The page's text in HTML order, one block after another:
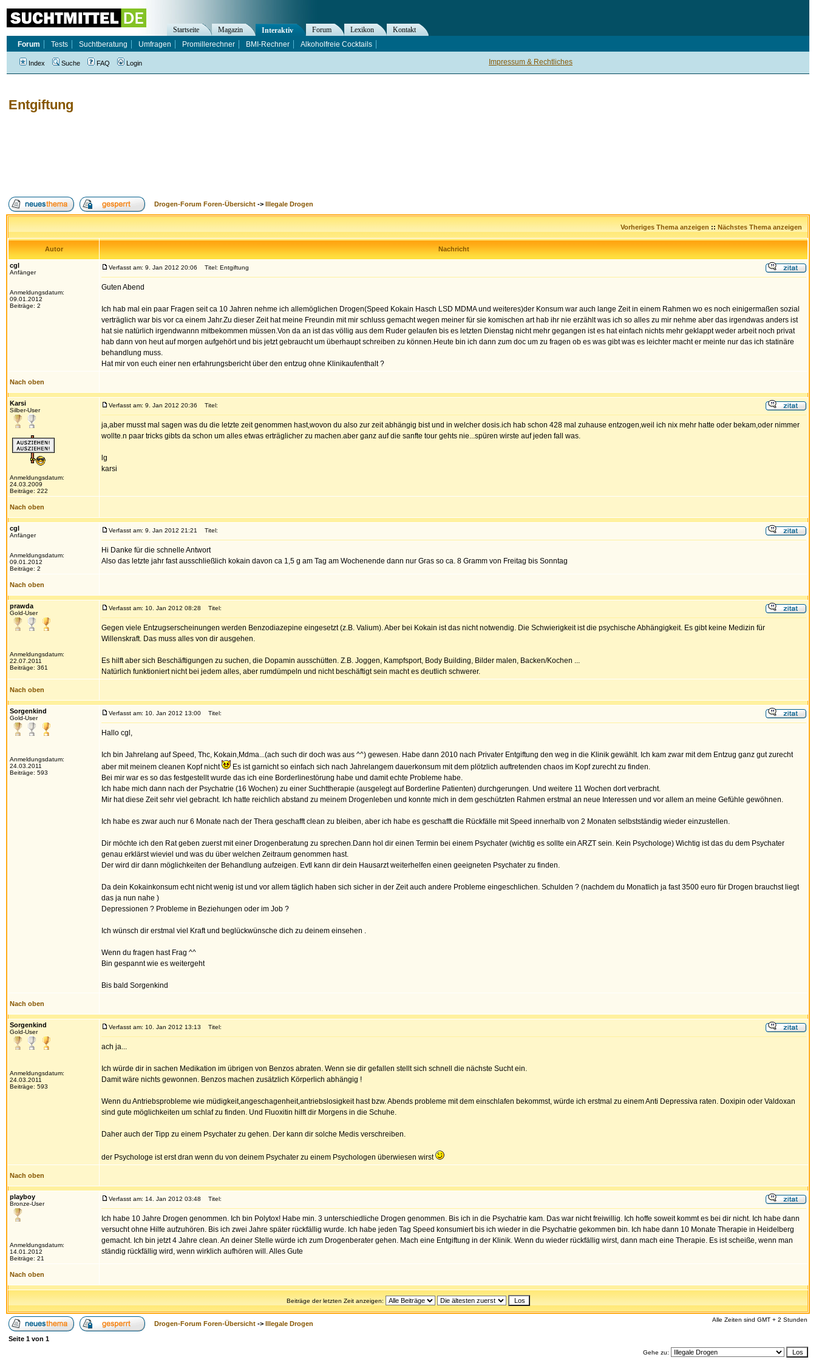
Entgiftung
Drogen-Forum Foren-Übersicht -> Illegale Drogen
Vorheriges Thema anzeigen :: Nächstes Thema anzeigen
Autor Nachricht
cgl
Anfänger
Anmeldungsdatum:
09.01.2012
Beiträge: 2
Verfasst am: 9. Jan 2012 20:06 Titel: Entgiftung
Guten Abend
Ich hab mal ein paar Fragen seit ca 10 Jahren nehme ich allemöglichen Drogen(Speed Kokain Hasch LSD MDMA und weiteres)der Konsum war auch lange Zeit in einem Rahmen wo es noch einigermaßen sozial
verträglich war bis vor ca einem Jahr.Zu dieser Zeit hat meine Freundin mit mir schluss gemacht wegen meiner für sie komischen art hab ihr nie erzählt was ich so alles zu mir nehme aber das irgendwas anders ist
hat sie natürlich irgendwannn mitbekommen müssen.Von da an ist das völlig aus dem Ruder gelaufen bis es letzten Dienstag nicht mehr gegangen ist es hat einfach nichts mehr geklappt weder arbeit noch privat
hab dann von heut auf morgen aufgehört und bis jetzt gebraucht um überhaupt schreiben zu können.Heute bin ich dann zum doc um zu fragen ob es was gibt was es leichter macht er meinte nur das ich statinäre
behandlung muss.
Hat mir von euch einer nen erfahrungsbericht über den entzug ohne Klinikaufenthalt ?
Nach oben
Karsi
Silber-User
Anmeldungsdatum:
24.03.2009
Beiträge: 222
Verfasst am: 9. Jan 2012 20:36 Titel:
ja,aber musst mal sagen was du die letzte zeit genommen hast,wovon du also zur zeit abhängig bist und in welcher dosis.ich hab schon 428 mal zuhause entzogen,weil ich nix mehr hatte oder bekam,oder nimmer
wollte.n paar tricks gibts da schon um alles etwas erträglicher zu machen.aber ganz auf die sanfte tour gehts nie...spüren wirste auf jeden fall was.
lg
karsi
Nach oben
cgl
Anfänger
Anmeldungsdatum:
09.01.2012
Beiträge: 2
Verfasst am: 9. Jan 2012 21:21 Titel:
Hi Danke für die schnelle Antwort
Also das letzte jahr fast ausschließlich kokain davon ca 1,5 g am Tag am Wochenende dann nur Gras so ca. 8 Gramm von Freitag bis Sonntag
Nach oben
prawda
Gold-User
Anmeldungsdatum:
22.07.2011
Beiträge: 361
Verfasst am: 10. Jan 2012 08:28 Titel:
Gegen viele Entzugserscheinungen werden Benzodiazepine eingesetzt (z.B. Valium). Aber bei Kokain ist das nicht notwendig. Die Schwierigkeit ist die psychische Abhängigkeit. Es gibt keine Medizin für
Willenskraft. Das muss alles von dir ausgehen.
Es hilft aber sich Beschäftigungen zu suchen, die Dopamin ausschütten. Z.B. Joggen, Kampfsport, Body Building, Bilder malen, Backen/Kochen ...
Natürlich funktioniert nicht bei jedem alles, aber rumdümpeln und nicht beschäftigt sein macht es deutlich schwerer.
Nach oben
Sorgenkind
Gold-User
Anmeldungsdatum:
24.03.2011
Beiträge: 593
Verfasst am: 10. Jan 2012 13:00 Titel:
Hallo cgl,
Ich bin Jahrelang auf Speed, Thc, Kokain,Mdma...(ach such dir doch was aus ^^) gewesen. Habe dann 2010 nach Privater Entgiftung den weg in die Klinik gewählt. Ich kam zwar mit dem Entzug ganz gut zurecht
aber mit meinem cleanen Kopf nicht
Es ist garnicht so einfach sich nach Jahrelangem dauerkonsum mit dem plötzlich auftretenden chaos im Kopf zurecht zu finden.
Bei mir war es so das festgestellt wurde das ich eine Borderlinestörung habe und damit echte Probleme habe.
Ich habe mich dann nach der Psychatrie (16 Wochen) zu einer Suchttherapie (ausgelegt auf Borderline Patienten) durchgerungen. Und weitere 11 Wochen dort verbracht.
Mir hat diese Zeit sehr viel gebracht. Ich hatte reichlich abstand zu meinem Drogenleben und konnte mich in dem geschützten Rahmen erstmal an neue Interessen und vor allem an meine Gefühle gewöhnen.
Ich habe es zwar auch nur 6 Monate nach der Thera geschafft clean zu bleiben, aber ich habe es geschafft die Rückfälle mit Speed innerhalb von 2 Monaten selbstständig wieder einzustellen.
Dir möchte ich den Rat geben zuerst mit einer Drogenberatung zu sprechen.Dann hol dir einen Termin bei einem Psychater (wichtig es sollte ein ARZT sein. Kein Psychologe) Wichtig ist das du dem Psychater
genau erklärst wieviel und was du über welchen Zeitraum genommen hast.
Der wird dir dann möglichkeiten der Behandlung aufzeigen. Evtl kann dir dein Hausarzt weiterhelfen einen geeigneten Psychater zu finden.
Da dein Kokainkonsum echt nicht wenig ist und vor allem täglich haben sich sicher in der Zeit auch andere Probleme eingeschlichen. Schulden ? (nachdem du Monatlich ja fast 3500 euro für Drogen brauchst liegt
das ja nun nahe )
Depressionen ? Probleme in Beziehungen oder im Job ?
Ich wünsch dir erstmal viel Kraft und beglückwünsche dich zu deinem einsehen .
Wenn du fragen hast Frag ^^
Bin gespannt wie es weitergeht
Bis bald Sorgenkind
Nach oben
Sorgenkind
Gold-User
Anmeldungsdatum:
24.03.2011
Beiträge: 593
Verfasst am: 10. Jan 2012 13:13 Titel:
ach ja...
Ich würde dir in sachen Medikation im übrigen von Benzos abraten. Wenn sie dir gefallen stellt sich schnell die nächste Sucht ein.
Damit wäre nichts gewonnen. Benzos machen zusätzlich Körperlich abhängig !
Wenn du Antriebsprobleme wie müdigkeit,angeschagenheit,antriebslosigkeit hast bzw. Abends probleme mit dem einschlafen bekommst, würde ich erstmal zu einem Anti Depressiva raten. Doxipin oder Valdoxan
sind gute möglichkeiten um schlaf zu finden. Und Fluoxitin hilft dir Morgens in die Schuhe.
Daher auch der Tipp zu einem Psychater zu gehen. Der kann dir solche Medis verschreiben.
der Psychologe ist erst dran wenn du von deinem Psychater zu einem Psychologen überwiesen wirst
Nach oben
playboy
Bronze-User
Anmeldungsdatum:
14.01.2012
Beiträge: 21
Verfasst am: 14. Jan 2012 03:48 Titel:
Ich habe 10 Jahre Drogen genommen. Ich bin Polytox! Habe min. 3 unterschiedliche Drogen genommen. Bis ich in die Psychatrie kam. Das war nicht freiwillig. Ich hoffe soweit kommt es bei dir nicht. Ich habe dann
versucht ohne Hilfe aufzuhören. Bis ich zwei Jahre später rückfällig wurde. Ich habe jeden Tag Speed konsumiert bis ich wieder in die Psychatrie gekommen bin. Ich habe dann 10 Monate Therapie in Heidelberg
gemacht. Ich bin jetzt 4 Jahre clean. An deiner Stelle würde ich zum Drogenberater gehen. Mach eine Entgiftung in der Klinik. Wenn du wieder rückfällig wirst, dann mach eine Therapie. Es ist scheiße, wenn man
ständig rückfällig wird, wenn wirklich aufhören will. Alles Gute
Nach oben
Beiträge der letzten Zeit anzeigen:
Drogen-Forum Foren-Übersicht -> Illegale Drogen
Alle Zeiten sind GMT + 2 Stunden
Seite 1 von 1
Gehe zu:
Impressum & Rechtliches
Startseite Magazin Interaktiv Forum Lexikon
Kontakt
Forum
Tests Suchtberatung Umfragen Promillerechner BMI-Rechner Alkoholfreie Cocktails
Index Suche FAQ Login